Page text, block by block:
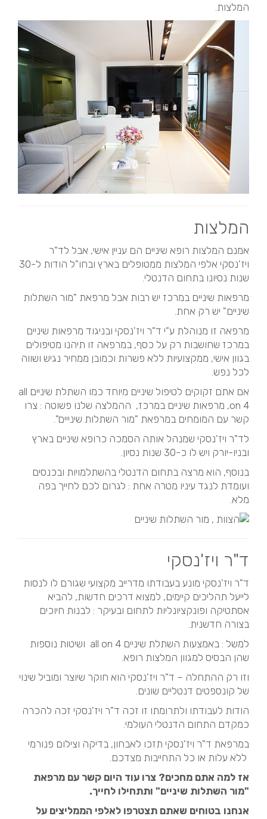
המלצות.
המלצות
אמנם המלצות רופא שיניים הם עניין אישי, אבל לד"ר
ויז'נסקי אלפי המלצות ממטופלים בארץ ובחו"ל הודות ל-30
שנות נסיונו בתחום הדנטלי.
מרפאות שיניים במרכז יש רבות אבל מרפאת "מור השתלות
שיניים" יש רק אחת.
מרפאה זו מנוהלת ע"י ד"ר ויז'נסקי ובניגוד מרפאות שיניים
במרכז שחושבות רק על כסף, במרפאה זו תיהנו מטיפולים
בגוון אישי, ממקצועיות ללא פשרות וכמובן ממחיר נגיש ושווה
לכל נפש.
אם אתם זקוקים לטיפול שיניים מיוחד כמו השתלת שיניים all
on 4, מרפאות שיניים במרכז, ההמלצה שלנו פשוטה : צרו
קשר עם המומחים במרפאת "מור השתלות שינייים".
לד"ר ויז'נסקי שמנהל אותה הסמכה כרופא שיניים בארץ
ובניו-יורק ויש לו כ-30 שנות נסיון.
בנוסף, הוא מרצה בתחום הדנטלי בהשתלמויות ובכנסים
ועומדת לנגד עיניו מטרה אחת : לגרום לכם לחייך בפה
מלא.
ד"ר ויז'נסקי
ד"ר ויז'נסקי מונע בעבודתו מדרייב מקצועי שגורם לו לנסות
לייעל תהליכים קיימים, למצוא דרכים חדשות, להביא
אסתטיקה ופונקציונליות לתחום ובעיקר : לבנות חיוכים
בצורה חדשנית.
למשל : באמצעות השתלת שיניים all on 4 ושיטות נוספות
שהן הבסיס למגוון המלצות רופא.
וזו רק ההתחלה – ד"ר ויז'נסקי הוא חוקר שיוצר ומוביל שינוי
של קונספטים דנטליים שונים.
הודות לעבודתו ולתרומתו זו זכה ד"ר ויז'נסקי זכה להכרה
כמקדם התחום הדנטלי העולמי.
במרפאת ד"ר ויז'נסקי תזכו לאבחון, בדיקה וצילום פנורמי
ללא עלות או כל התחייבות מצדכם.
אז למה אתם מחכים? צרו עוד היום קשר עם מרפאת
"מור השתלות שיניים" ותתחילו לחייך.
אנחנו בטוחים שאתם תצטרפו לאלפי הממליצים על